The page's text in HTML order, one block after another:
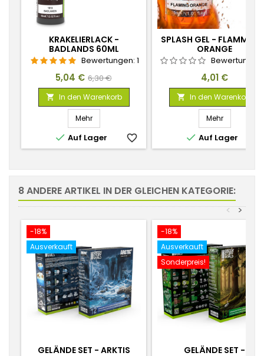
KRAKELIERLACK -
BADLANDS 60ML
Bewertungen: 1
Preis
5,04 € Verkaufspreis
6,30 €
 In den Warenkorb
Mehr
 Auf Lager favorite_border
SPLASH GEL -
ORANGE
Preis
4,01 €
 In den Warenkorb
Mehr
 Auf Lager
8 ANDERE ARTIKEL IN DER GLEICHEN KATEGORIE:
>
<
-18%
Ausverkauft
GELÄNDE SET - ARKTIS
-18%
Ausverkauft
Sonderpreis!
GELÄNDE SET -